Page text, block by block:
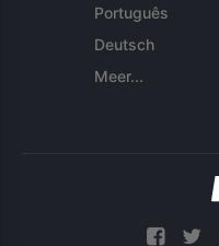
Português
Deutsch
Meer...